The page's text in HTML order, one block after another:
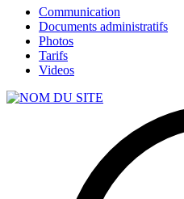
Communication
Documents administratifs
Photos
Tarifs
Videos